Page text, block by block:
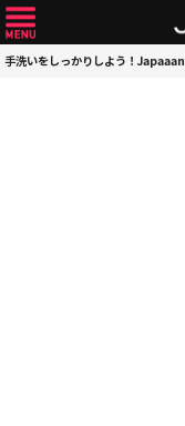
手洗いをしっかりしよう！Japaaan